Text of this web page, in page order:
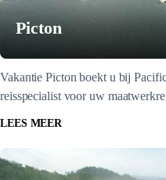
Picton
Vakantie Picton boekt u bij
reisspecialist voor uw
LEES MEER